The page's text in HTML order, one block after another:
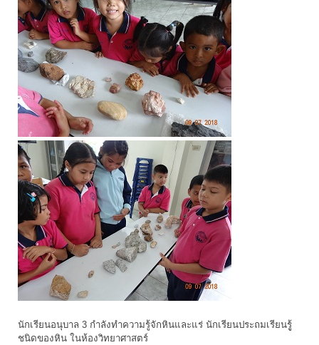
นักเรียนอนุบาล 3 กำลังทำความรู้จักหินและแร่ นักเรียนประถมเรียนรูู้
ชนิดของหิน ในห้องวิทยาศาสตร์